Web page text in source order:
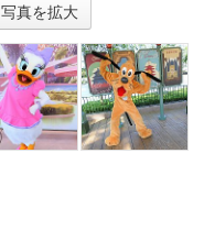
写真を拡大